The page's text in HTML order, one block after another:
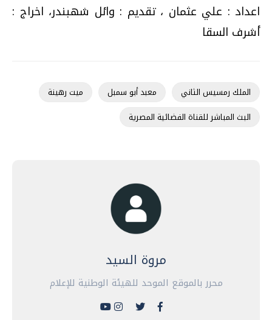
اعداد : علي عثمان ، تقديم : وائل شهبندر، اخراج :
أشرف السقا
الملك رمسيس الثاني معبد أبو سمبل
ميت رهينة
البث المباشر للقناة الفضائية المصرية
مروة السيد
محرر بالموقع الموحد للهيئة الوطنية للإعلام